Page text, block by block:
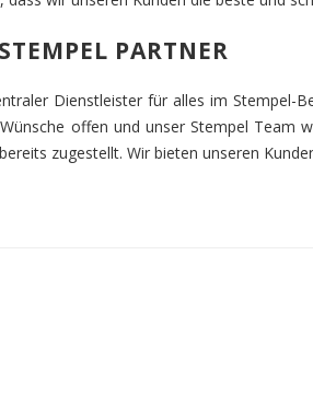
PARTNER
Dienstleister für alles im Stempel-
offen und unser Stempel Team
zugestellt. Wir bieten unseren